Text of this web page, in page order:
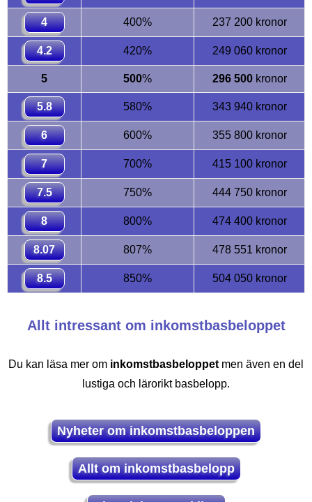
4 400% 237 200 kronor
4.2 420% 249 060 kronor
5 500% 296 500kronor
5.8 580% 343 940 kronor
6 600% 355 800 kronor
7 700% 415 100 kronor
7.5 750% 444 750 kronor
8 800% 474 400 kronor
8.07 807% 478 551 kronor
8.5 850% 504 050 kronor
Allt intressant om inkomstbasbeloppet
Du kan läsa mer om inkomstbasbeloppet men även en del
lustiga och lärorikt basbelopp.
Nyheter om inkomstbasbeloppen
Allt om inkomstbasbelopp